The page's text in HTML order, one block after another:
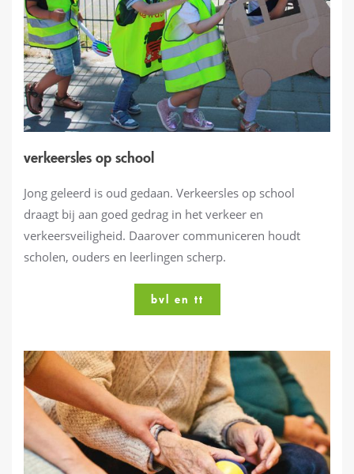
verkeersles op school
Jong geleerd is oud gedaan. Verkeersles op school
draagt bij aan goed gedrag in het verkeer en
verkeersveiligheid. Daarover communiceren houdt
scholen, ouders en leerlingen scherp.
bvl en tt